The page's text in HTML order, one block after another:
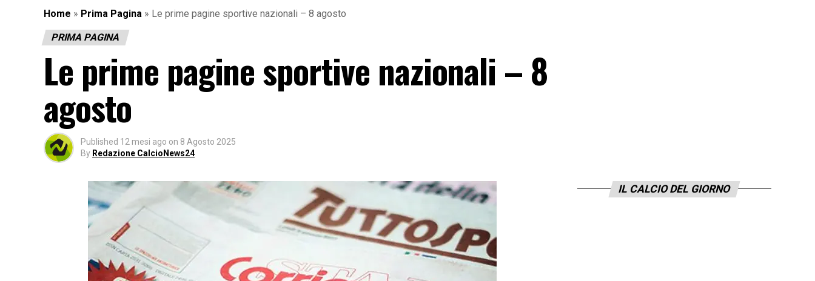
Home » Prima Pagina » Le prime pagine sportive nazionali – 8 agosto
PRIMA PAGINA
Le prime pagine sportive nazionali – 8
agosto
Published 12 mesi ago on 8 Agosto 2025
By Redazione CalcioNews24
IL CALCIO DEL GIORNO